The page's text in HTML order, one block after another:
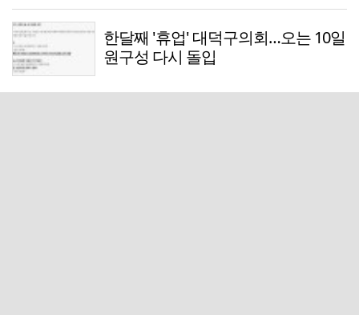
한달째 '휴업' 대덕구의회…오는 10일
원구성 다시 돌입